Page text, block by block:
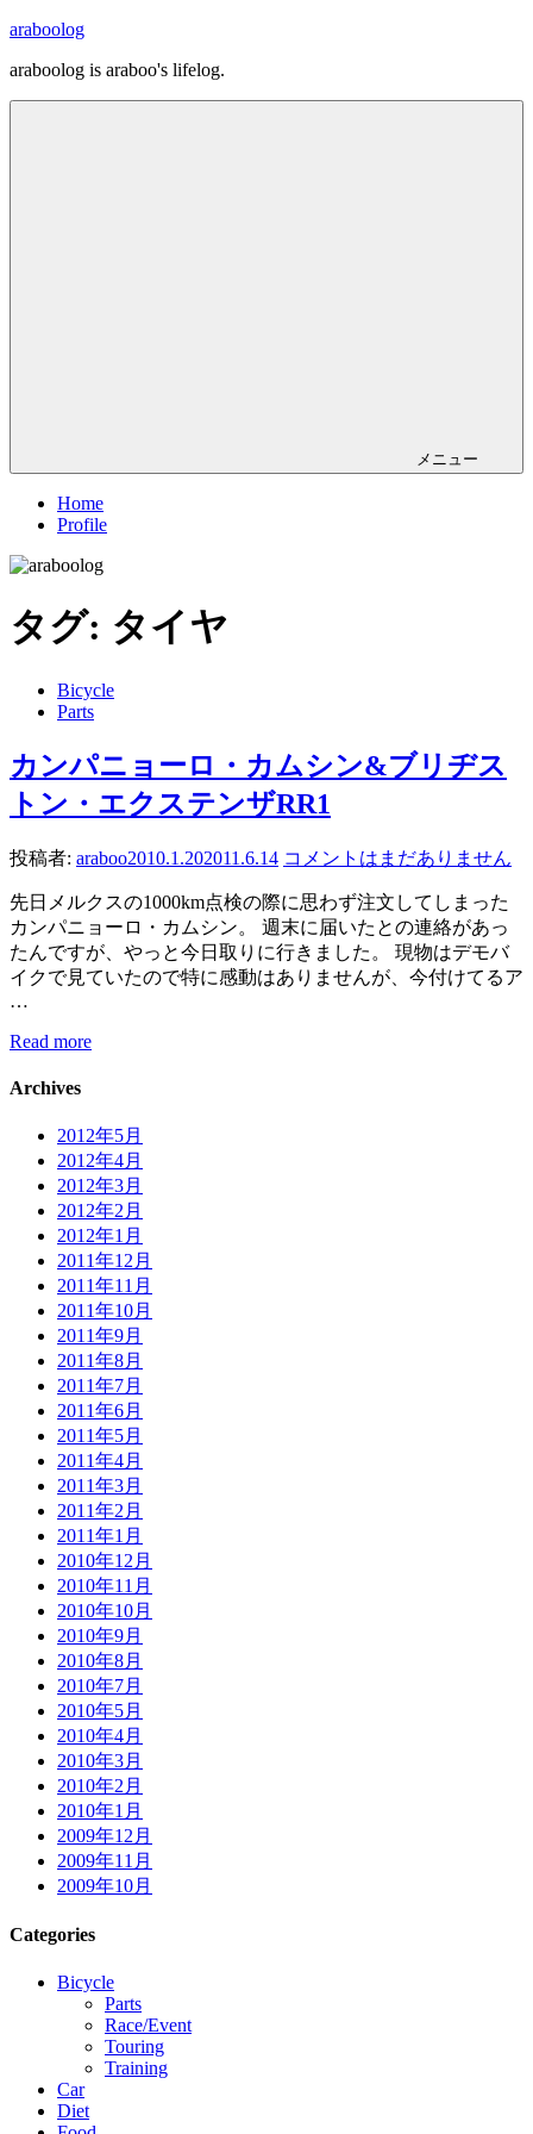
コ
テ
ン
araboolog
araboolog is araboo's lifelog.
メニュー
Home
Profile
タグ: タイヤ
Bicycle
Parts
カンパニョーロ・カムシン&ブリヂス
トン・エクステンザRR1
投稿者: araboo2010.1.202011.6.14 コメントはまだありません
先日メルクスの1000km点検の際に思わず注文してしまった
カンパニョーロ・カムシン。 週末に届いたとの連絡があっ
たんですが、やっと今日取りに行きました。 現物はデモバ
イクで見ていたので特に感動はありませんが、今付けてるア
…
Read more
Archives
2012年5月
2012年4月
2012年3月
2012年2月
2012年1月
2011年12月
2011年11月
2011年10月
2011年9月
2011年8月
2011年7月
2011年6月
2011年5月
2011年4月
2011年3月
2011年2月
2011年1月
2010年12月
2010年11月
2010年10月
2010年9月
2010年8月
2010年7月
2010年5月
2010年4月
2010年3月
2010年2月
2010年1月
2009年12月
2009年11月
2009年10月
Categories
Bicycle
Parts
Race/Event
Touring
Training
Car
Diet